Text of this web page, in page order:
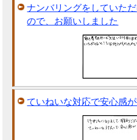
ナンバリングをしていた
ので、お願いしました
ていねいな対応で安心感